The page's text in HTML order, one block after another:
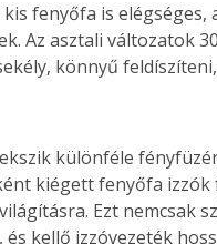
fenyőfa is
Az asztali változatok
könnyű
különféle
kiégett fenyőfa
Ezt nemcsak
és kellő izzóvezeték